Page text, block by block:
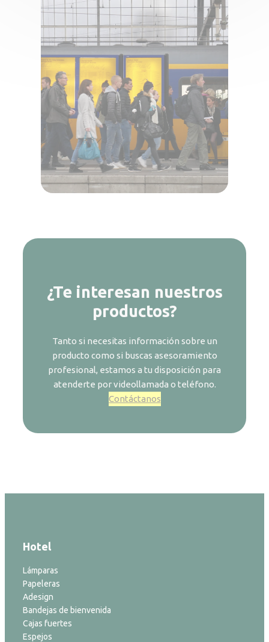
¿Te interesan nuestros
productos?
Tanto si necesitas información sobre un
producto como si buscas asesoramiento
profesional, estamos a tu disposición para
atenderte por videollamada o teléfono.
Contáctanos
Hotel
Lámparas
Papeleras
Adesign
Bandejas de bienvenida
Cajas fuertes
Espejos